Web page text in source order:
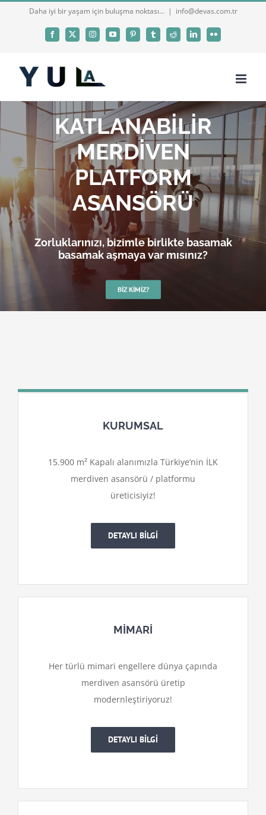
Daha iyi bir yaşam için buluşma noktası... | info@devas.com.tr
Facebook
X InstagramYouTubePinterestTumblrReddit LinkedInFlickr
KATLANABİLİR
MERDİVEN
PLATFORM
ASANSÖRÜ
Zorluklarınızı, bizimle birlikte basamak
basamak aşmaya var mısınız?
BIZ KIMIZ?
KURUMSAL
15.900 m² Kapalı alanımızla Türkiye’nin İLK
merdiven asansörü / platformu
üreticisiyiz!
DETAYLI BİLGİ
MİMARİ
Her türlü mimari engellere dünya çapında
merdiven asansörü üretip
modernleştiriyoruz!
DETAYLI BİLGİ